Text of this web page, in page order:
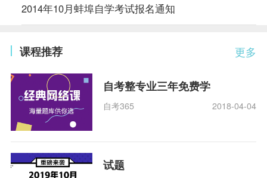
2014年10月蚌埠自学考试报名通知
更多
课程推荐
自考整专业三年免费学
自考365 2018-04-04
试题